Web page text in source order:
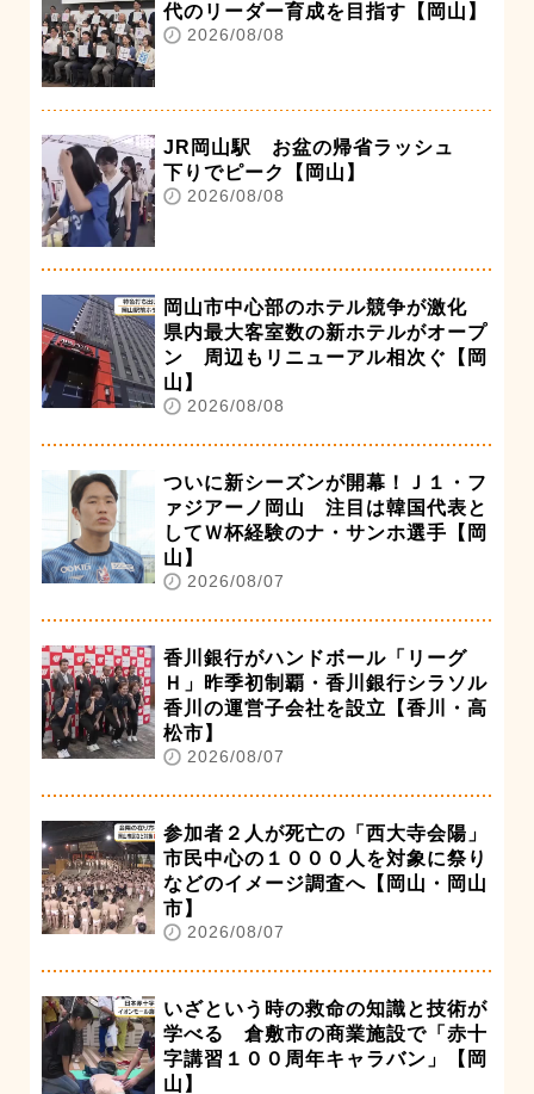
代のリーダー育成を目指す【岡山】
2026/08/08
JR岡山駅 お盆の帰省ラッシュ
下りでピーク【岡山】
2026/08/08
岡山市中心部のホテル競争が激化
県内最大客室数の新ホテルがオープ
ン 周辺もリニューアル相次ぐ【岡
山】
2026/08/08
ついに新シーズンが開幕！Ｊ１・フ
ァジアーノ岡山 注目は韓国代表と
してＷ杯経験のナ・サンホ選手【岡
山】
2026/08/07
香川銀行がハンドボール「リーグ
Ｈ」昨季初制覇・香川銀行シラソル
香川の運営子会社を設立【香川・高
松市】
2026/08/07
参加者２人が死亡の「西大寺会陽」
市民中心の１０００人を対象に祭り
などのイメージ調査へ【岡山・岡山
市】
2026/08/07
いざという時の救命の知識と技術が
学べる 倉敷市の商業施設で「赤十
字講習１００周年キャラバン」【岡
山】